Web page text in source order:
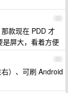
32
款现在 PDD 才
是屏大，看着方便
33
）、可刷 Android